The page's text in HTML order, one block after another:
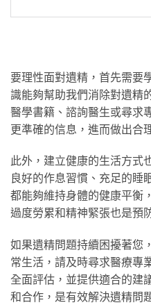
要理性面對遺精，首先需要
識能夠幫助我們消除對遺精
醫學書籍、諮詢醫生或尋求
更準確的信息，進而做出合
此外，建立健康的生活方式
良好的作息習慣、充足的睡
都能夠維持身體的健康平衡
過度勞累和精神緊張也是預
如果遺精問題持續困擾著您
常生活，請及時尋求醫療專
全面評估，並提供適合的建
和合作，是有效解決遺精問